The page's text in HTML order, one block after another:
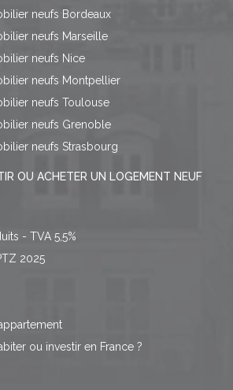
neufs Bordeaux
neufs Marseille
neufs Nice
neufs Montpellier
neufs Toulouse
neufs Grenoble
neufs Strasbourg
OU ACHETER UN LOGEMENT NEUF
- TVA 5,5%
2025
ou investir en France ?